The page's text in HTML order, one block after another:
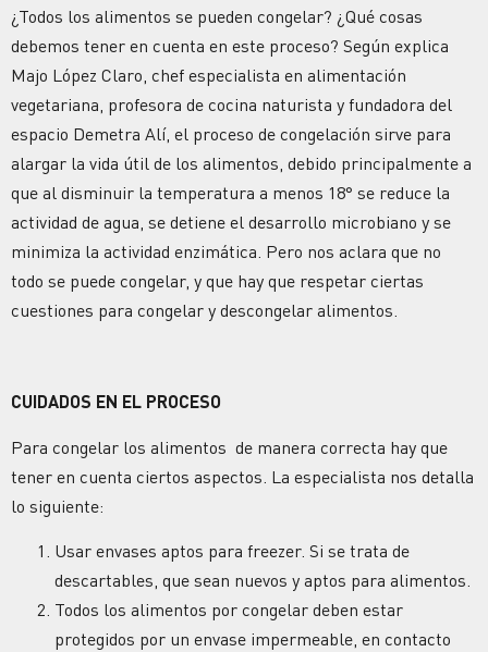
¿Todos los alimentos se pueden congelar? ¿Qué cosas
debemos tener en cuenta en este proceso? Según explica
Majo López Claro, chef especialista en alimentación
vegetariana, profesora de cocina naturista y fundadora del
espacio Demetra Alí, el proceso de congelación sirve para
alargar la vida útil de los alimentos, debido principalmente a
que al disminuir la temperatura a menos 18° se reduce la
actividad de agua, se detiene el desarrollo microbiano y se
minimiza la actividad enzimática. Pero nos aclara que no
todo se puede congelar, y que hay que respetar ciertas
cuestiones para congelar y descongelar alimentos.
CUIDADOS EN EL PROCESO
Para congelar los alimentos de manera correcta hay que
tener en cuenta ciertos aspectos. La especialista nos detalla
lo siguiente:
Usar envases aptos para freezer. Si se trata de
descartables, que sean nuevos y aptos para alimentos.
Todos los alimentos por congelar deben estar
protegidos por un envase impermeable, en contacto